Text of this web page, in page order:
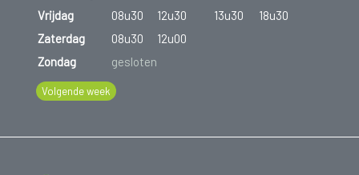
Vrijdag
08u30 12u30 13u30
18u30
Zaterdag
08u30
12u00
Zondag
gesloten
Volgende week